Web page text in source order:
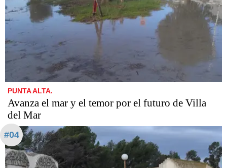
PUNTA ALTA.
Avanza el mar y el temor por el futuro de Villa
del Mar
#04